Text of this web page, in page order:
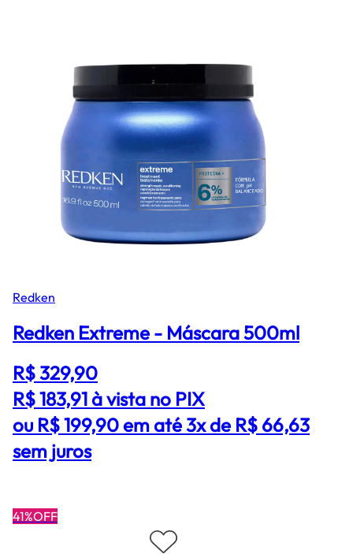
Redken
Redken Extreme - Máscara 500ml
R$ 329,90
R$ 183,91à vista no PIX
ou R$ 199,90 em até 3x de R$ 66,63
sem juros
41%OFF